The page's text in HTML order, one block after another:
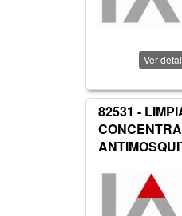
Ver
82531 -